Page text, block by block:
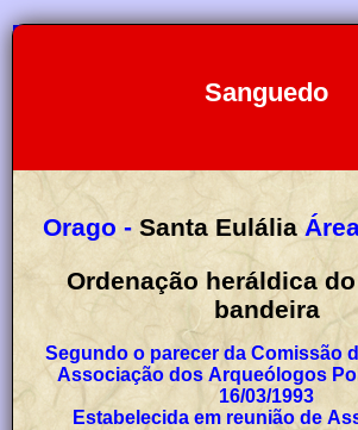
Sanguedo
Orago - Santa Eulália
Ordenação heráldica
bandeira
Segundo o parecer da Comissão
Associação dos Arqueólogos
16/03/1993
Estabelecida em reunião de